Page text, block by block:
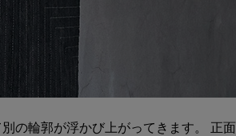
の輪郭が浮かび上がってきます。 正面